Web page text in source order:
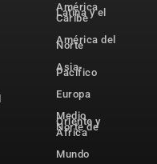
América
Latina y el
Caribe
América del
Norte
Asia-
Pacífico
Europa
Medio
Oriente y
Norte de
África
Mundo